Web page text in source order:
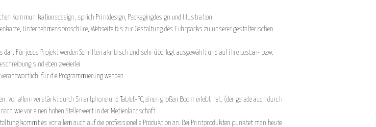
Kommunikationsdesign, sprich Printdesign, Packagingdesign und Illustration.
Unternehmensbroschüre, Webseite bis zur Gestaltung des Fuhrparks zu unserer gestalterischen
Für jedes Projekt werden Schriften akribisch und sehr überlegt ausgewählt und auf ihre Lesbar- bzw.
sind eben zweierlei.
für die Programmierung wenden
vor allem verstärkt durch Smartphone und Tablet-PC, einen großen Boom erlebt hat, (der gerade auch durch
wie vor einen hohen Stellenwert in der Medienlandschaft.
kommt es vor allem auch auf die professionelle Produktion an. Bei Printprodukten punktet man heute